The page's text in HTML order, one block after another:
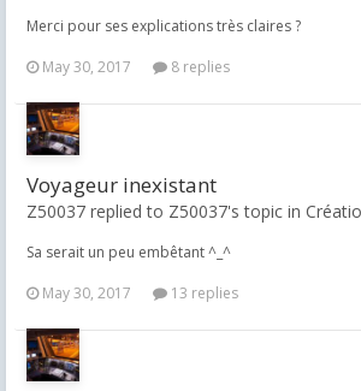
Merci pour ses explications très claires ?
May 30, 2017
8 replies
Voyageur inexistant
Z50037 replied to Z50037's topic in
Sa serait un peu embêtant ^_^
May 30, 2017
13 replies